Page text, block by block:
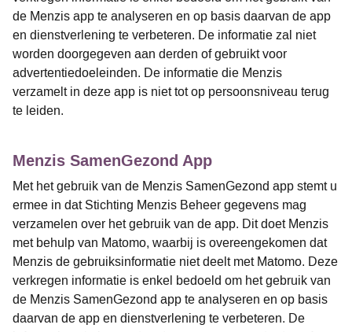
de Menzis app te analyseren en op basis daarvan de app
en dienstverlening te verbeteren. De informatie zal niet
worden doorgegeven aan derden of gebruikt voor
advertentiedoeleinden. De informatie die Menzis
verzamelt in deze app is niet tot op persoonsniveau terug
te leiden.
Menzis SamenGezond App
Met het gebruik van de Menzis SamenGezond app stemt u
ermee in dat Stichting Menzis Beheer gegevens mag
verzamelen over het gebruik van de app. Dit doet Menzis
met behulp van Matomo, waarbij is overeengekomen dat
Menzis de gebruiksinformatie niet deelt met Matomo. Deze
verkregen informatie is enkel bedoeld om het gebruik van
de Menzis SamenGezond app te analyseren en op basis
daarvan de app en dienstverlening te verbeteren. De